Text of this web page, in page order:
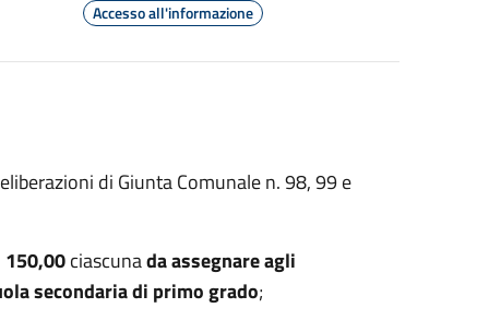
Accesso all'informazione
di Giunta Comunale n. 98, 99 e
150,00ciascunada assegnare agli
secondaria di primo grado;